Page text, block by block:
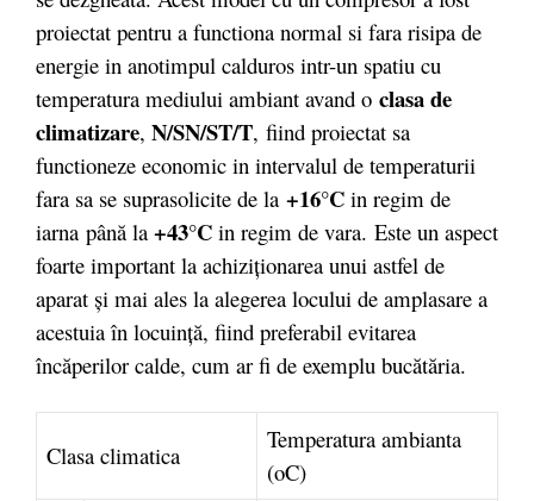
proiectat pentru a functiona normal si fara risipa de
energie in anotimpul calduros intr-un spatiu cu
temperatura mediului ambiant avand o clasa de
climatizare, N/SN/ST/T, fiind proiectat sa
functioneze economic in intervalul de temperaturii
fara sa se suprasolicite de la +16°C in regim de
iarna până la +43°C in regim de vara. Este un aspect
foarte important la achiziţionarea unui astfel de
aparat şi mai ales la alegerea locului de amplasare a
acestuia în locuinţă, fiind preferabil evitarea
încăperilor calde, cum ar fi de exemplu bucătăria.
Clasa climatica
Temperatura ambianta
(oC)